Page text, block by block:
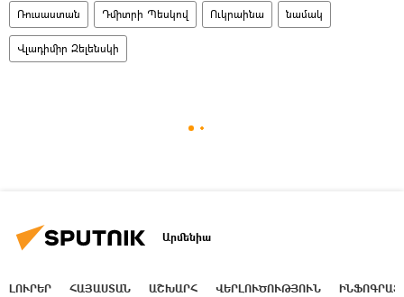
Ռուսաստան Դմիտրի Պեսկով Ուկրաինա նամակ
Վլադիմիր Զելենսկի
Արմենիա
ԼՈՒՐԵՐ ՀԱՅԱՍՏԱՆ ԱՇԽԱՐՀ ՎԵՐԼՈՒԾՈՒԹՅՈՒՆ